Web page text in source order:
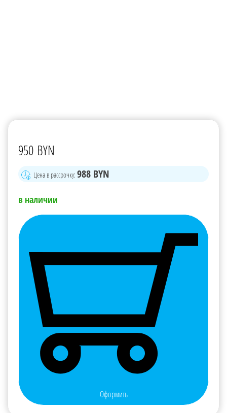
950 BYN
Цена в рассрочку: 988 BYN
в наличии
Оформить